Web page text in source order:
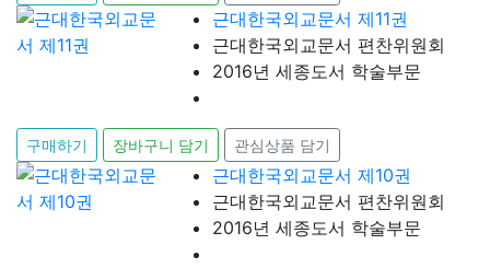
근대한국외교문서 제11권
근대한국외교문서 편찬위원회
2016년 세종도서 학술부문
구매하기 장바구니 담기 관심상품 담기
근대한국외교문서 제10권
근대한국외교문서 편찬위원회
2016년 세종도서 학술부문